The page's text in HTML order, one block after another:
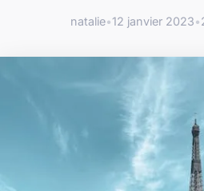
natalie•12 janvier 2023•